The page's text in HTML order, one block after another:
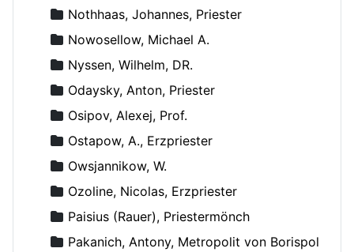
Nothhaas, Johannes, Priester
Nowosellow, Michael A.
Nyssen, Wilhelm, DR.
Odaysky, Anton, Priester
Osipov, Alexej, Prof.
Ostapow, A., Erzpriester
Owsjannikow, W.
Ozoline, Nicolas, Erzpriester
Paisius (Rauer), Priestermönch
Pakanich, Antony, Metropolit von Borispol